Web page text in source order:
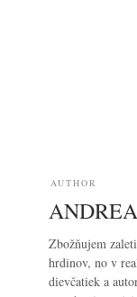
AUTHOR
Zbožňujem
hrdinov, no v
dievčatiek a